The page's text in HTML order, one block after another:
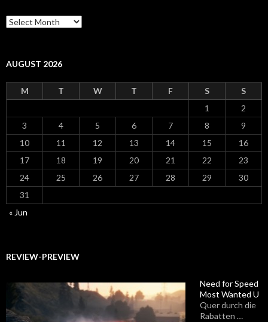
Archiv
AUGUST 2026
M T W T F S
S
1
2
3
4 5 6 7 8
9
10
11 12 13 14 15
16
17
18 19 20 21 22
23
24
25 26 27 28 29
30
31
« Jun
REVIEW-PREVIEW
Need for Speed
Most Wanted U
Quer durch die
Rabatten …